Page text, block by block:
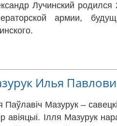
Лучинский
армии,
Илья
Паўлавіч Мазурук–
авіяцыі. Ілля Мазурук